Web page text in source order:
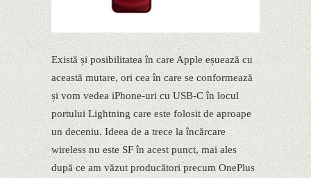
Există și posibilitatea în care Apple eșuează cu
această mutare, ori cea în care se conformează
și vom vedea iPhone-uri cu USB-C în locul
portului Lightning care este folosit de aproape
un deceniu. Ideea de a trece la încărcare
wireless nu este SF în acest punct, mai ales
după ce am văzut producători precum OnePlus